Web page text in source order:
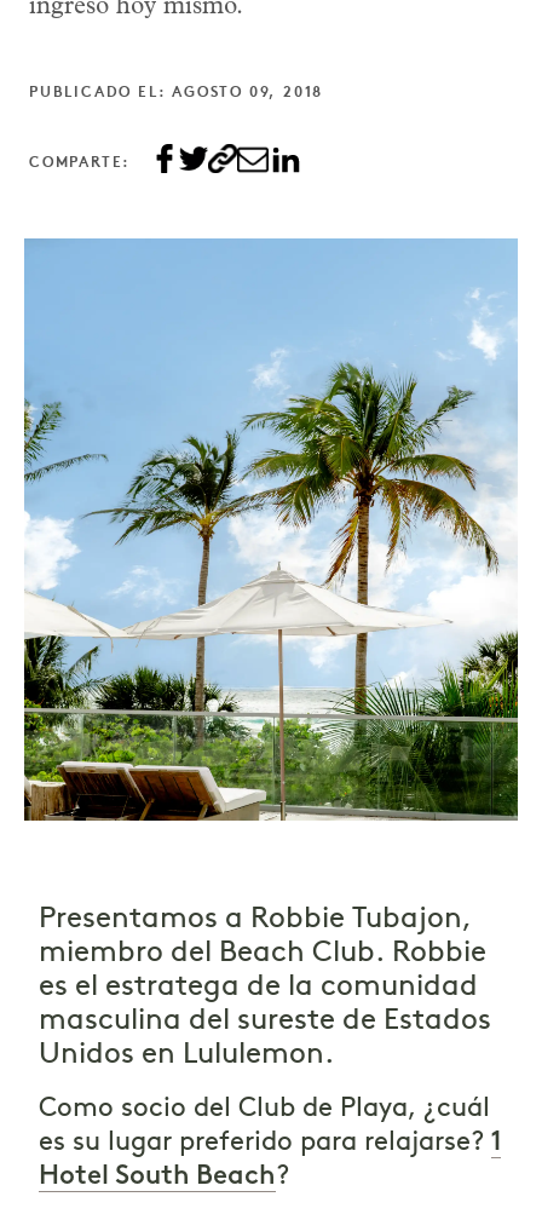
ingreso hoy mismo.
PUBLICADO EL: AGOSTO 09, 2018
COMPARTE:
Presentamos a Robbie Tubajon,
miembro del Beach Club. Robbie
es el estratega de la comunidad
masculina del sureste de Estados
Unidos en Lululemon.
Como socio del Club de Playa, ¿cuál
es su lugar preferido para relajarse? 1
Hotel South Beach?